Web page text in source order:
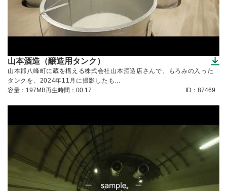
山本酒造（醸造用タンク）
（ダウンロードできます）
山本郡八峰町に蔵を構える株式会社山本酒造店さんで、もろみの入った
タンクを、2024年11月に撮影したも...
容量：197MB再生時間：00:17 ID：87469